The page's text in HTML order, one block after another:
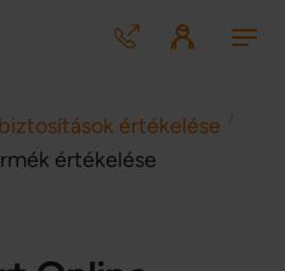
értékelése
értékelése